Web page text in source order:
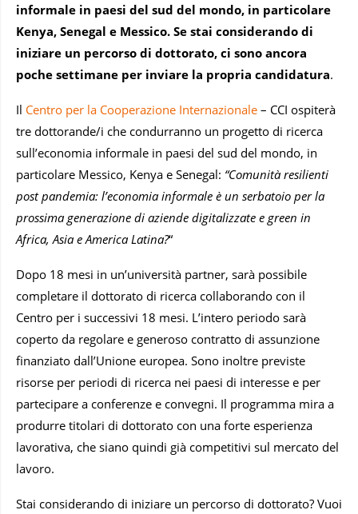
informale in paesi del sud del mondo, in particolare
Kenya, Senegal e Messico. Se stai considerando di
iniziare un percorso di dottorato, ci sono ancora
poche settimane per inviare la propria candidatura.
Il Centro per la Cooperazione Internazionale – CCI ospiterà
tre dottorande/i che condurranno un progetto di ricerca
sull’economia informale in paesi del sud del mondo, in
particolare Messico, Kenya e Senegal: “Comunità resilienti
post pandemia: l’economia informale è un serbatoio per la
prossima generazione di aziende digitalizzate e green in
Africa, Asia e America Latina?“
Dopo 18 mesi in un’università partner, sarà possibile
completare il dottorato di ricerca collaborando con il
Centro per i successivi 18 mesi. L’intero periodo sarà
coperto da regolare e generoso contratto di assunzione
finanziato dall’Unione europea. Sono inoltre previste
risorse per periodi di ricerca nei paesi di interesse e per
partecipare a conferenze e convegni. Il programma mira a
produrre titolari di dottorato con una forte esperienza
lavorativa, che siano quindi già competitivi sul mercato del
lavoro.
Stai considerando di iniziare un percorso di dottorato? Vuoi